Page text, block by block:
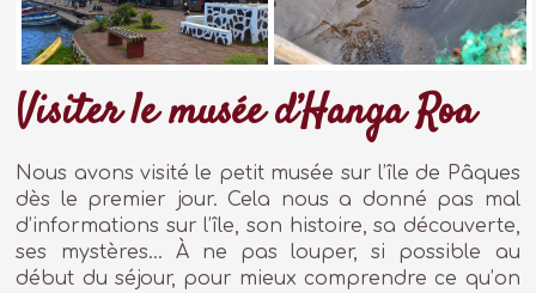
Visiter le musée d’Hanga Roa
Nous avons visité le petit musée sur l’île de Pâques
dès le premier jour. Cela nous a donné pas mal
d’informations sur l’île, son histoire, sa découverte,
ses mystères… À ne pas louper, si possible au
début du séjour, pour mieux comprendre ce qu’on